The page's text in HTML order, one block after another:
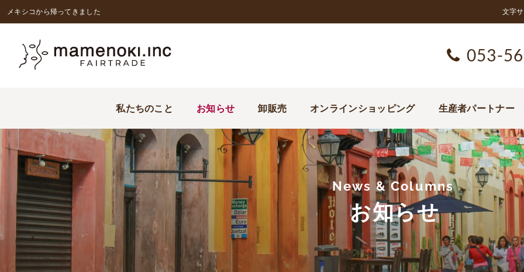
メキシコから帰ってきました 文字
053-
私たちのこと お知らせ 卸販売 オンラインショッピング 生産者パートナー
News & Columns
お知らせ